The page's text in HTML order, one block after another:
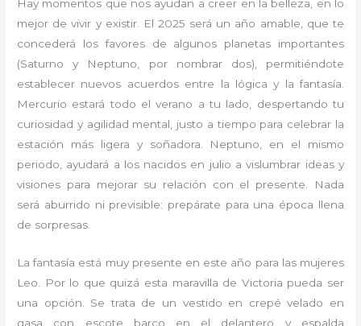
Hay momentos que nos ayudan a creer en la belleza, en lo
mejor de vivir y existir. El 2025 será un año amable, que te
concederá los favores de algunos planetas importantes
(Saturno y Neptuno, por nombrar dos), permitiéndote
establecer nuevos acuerdos entre la lógica y la fantasía.
Mercurio estará todo el verano a tu lado, despertando tu
curiosidad y agilidad mental, justo a tiempo para celebrar la
estación más ligera y soñadora. Neptuno, en el mismo
periodo, ayudará a los nacidos en julio a vislumbrar ideas y
visiones para mejorar su relación con el presente. Nada
será aburrido ni previsible: prepárate para una época llena
de sorpresas.
La fantasía está muy presente en este año para las mujeres
Leo. Por lo que quizá esta maravilla de Victoria pueda ser
una opción. Se trata de un vestido en crepé velado en
gasa con escote barco en el delantero y espalda